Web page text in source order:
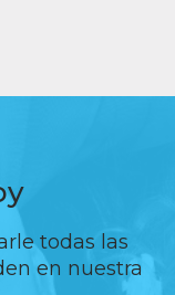
todas las
en nuestra